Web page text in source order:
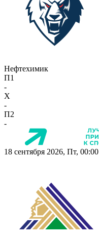
Нефтехимик
П1
-
X
-
П2
-
18 сентября 2026, Пт, 00:00